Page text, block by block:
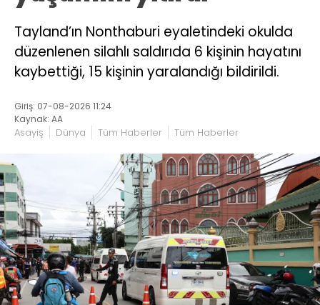
Tayland’ın Nonthaburi eyaletindeki okulda
düzenlenen silahlı saldırıda 6 kişinin hayatını
kaybettiği, 15 kişinin yaralandığı bildirildi.
Giriş: 07-08-2026 11:24
Kaynak: AA
Asayiş Dünya Tüm Haberler Tüm Haberler